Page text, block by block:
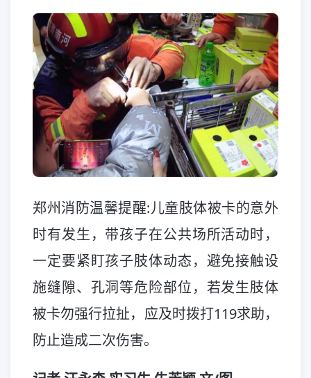
郑州消防温馨提醒:儿童肢体被卡的意外
时有发生，带孩子在公共场所活动时，
一定要紧盯孩子肢体动态，避免接触设
施缝隙、孔洞等危险部位，若发生肢体
被卡勿强行拉扯，应及时拨打119求助，
防止造成二次伤害。